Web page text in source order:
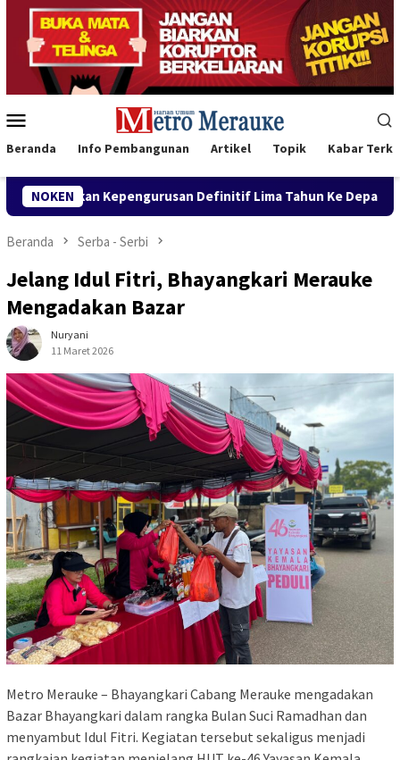
Loncat
konten
Mobile
Beranda Info Pembangunan Artikel Topik Kabar
NOKEN Definitif Lima Tahun Ke Depan Buka
Beranda Serba - Serbi
Jelang Idul Fitri, Bhayangkari Merauke
Mengadakan Bazar
Nuryani
11 Maret 2026
Metro Merauke – Bhayangkari Cabang Merauke mengadakan
Bazar Bhayangkari dalam rangka Bulan Suci Ramadhan dan
menyambut Idul Fitri. Kegiatan tersebut sekaligus menjadi